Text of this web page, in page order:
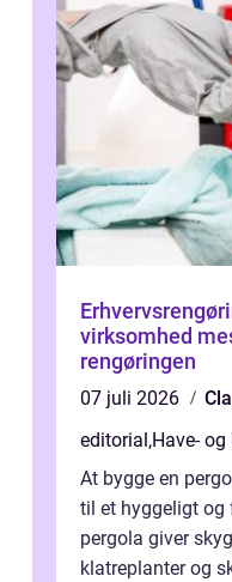
Erhvervsrengøring
virksomhed
rengøringen
07 juli 2026
editorial ,Have-
At bygge en
til et hyggeligt og
pergola giver
klatreplanter og